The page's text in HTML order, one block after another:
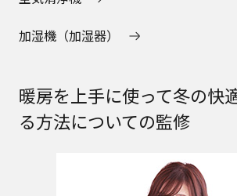
加湿機（加湿器）
暖房を上手に使って冬の快
る方法についての監修